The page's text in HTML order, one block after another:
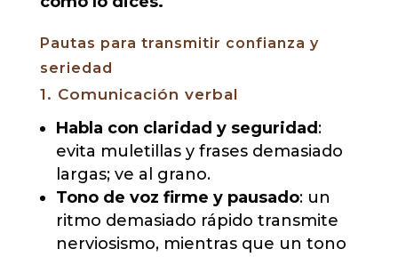
Pautas para transmitir confianza y
seriedad
1. Comunicación verbal
Habla con claridad y seguridad :
evita muletillas y frases demasiado
largas; ve al grano.
Tono de voz firme y pausado: un
ritmo demasiado rápido transmite
nerviosismo, mientras que un tono